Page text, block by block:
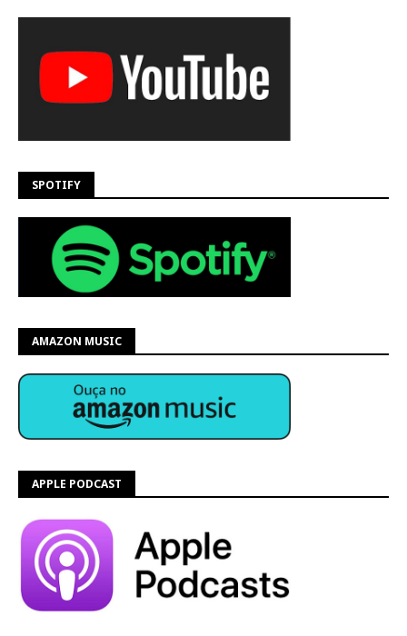
SPOTIFY
AMAZON MUSIC
APPLE PODCAST